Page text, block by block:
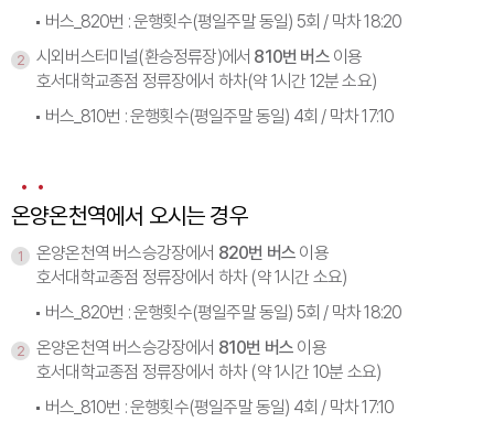
버스_820번 : 운행횟수(평일주말 동일) 5회 / 막차 18:20
2 시외버스터미널(환승정류장)에서 810번 버스이용
호서대학교종점 정류장에서 하차(약 1시간 12분 소요)
버스_810번 : 운행횟수(평일주말 동일) 4회 / 막차 17:10
온양온천역에서 오시는 경우
1 온양온천역 버스승강장에서 820번 버스 이용
호서대학교종점 정류장에서 하차 (약 1시간 소요)
버스_820번 : 운행횟수(평일주말 동일) 5회 / 막차 18:20
2 온양온천역 버스승강장에서 810번 버스 이용
호서대학교종점 정류장에서 하차 (약 1시간 10분 소요)
버스_810번 : 운행횟수(평일주말 동일) 4회 / 막차 17:10